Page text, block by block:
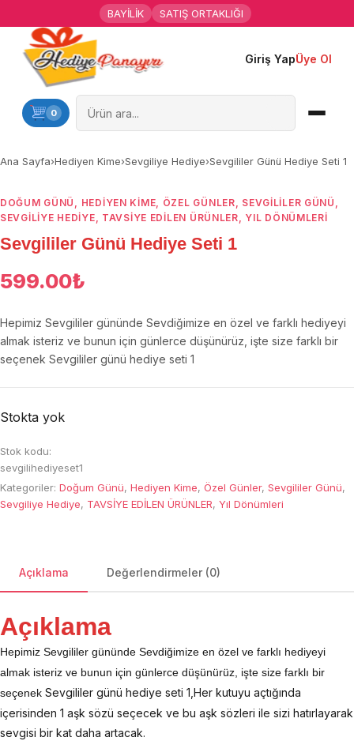
BAYİLİK SATIŞ ORTAKLIĞI
Giriş YapÜye Ol
0
Ana Sayfa
Kişiye Özel Hediyeler
Özel Günler
Farklı Hediyeler
Ana Sayfa›Hediyen Kime›Sevgiliye Hediye›Sevgililer Günü Hediye Seti 1
DOĞUM GÜNÜ , HEDIYEN KIME, ÖZEL GÜNLER, SEVGILILER GÜNÜ ,
SEVGILIYE HEDIYE, TAVSİYE EDİLEN ÜRÜNLER, YIL DÖNÜMLERI
Sevgililer Günü Hediye Seti 1
599.00₺
Hepimiz Sevgililer gününde Sevdiğimize en özel ve farklı hediyeyi
almak isteriz ve bunun için günlerce düşünürüz, işte size farklı bir
seçenek Sevgililer günü hediye seti 1
Stokta yok
Stok kodu:
sevgilihediyeset1
Kategoriler: Doğum Günü, Hediyen Kime, Özel Günler, Sevgililer Günü,
Sevgiliye Hediye, TAVSİYE EDİLEN ÜRÜNLER, Yıl Dönümleri
Açıklama Değerlendirmeler (0)
Açıklama
Hepimiz Sevgililer gününde Sevdiğimize en özel ve farklı hediyeyi
almak isteriz ve bunun için günlerce düşünürüz, işte size farklı bir
seçenek Sevgililer günü hediye seti 1,Her kutuyu açtığında
içerisinden 1 aşk sözü seçecek ve bu aşk sözleri ile sizi hatırlayarak
sevgisi bir kat daha artacak.